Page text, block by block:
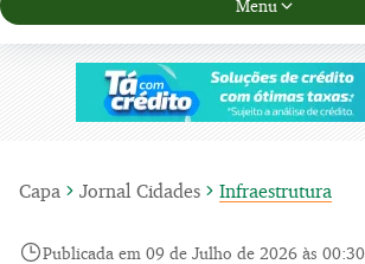
Menu
Capa Jornal Cidades Infraestrutura
Publicada em 09 de Julho de 2026 às 00:30